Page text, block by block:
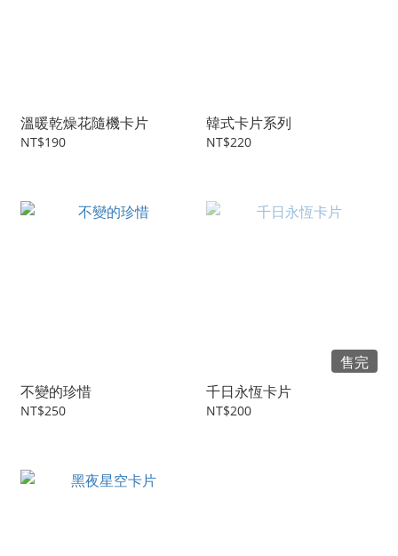
溫暖乾燥花隨機卡片
NT$190
韓式卡片系列
NT$220
不變的珍惜
NT$250
售完
千日永恆卡片
NT$200